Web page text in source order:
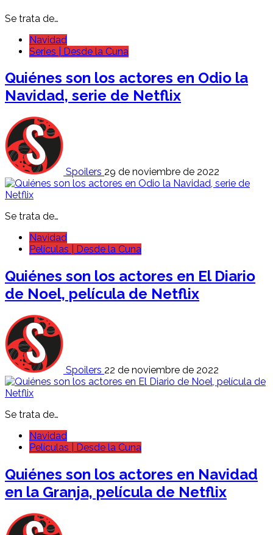
Se trata de…
Navidad
Series | Desde la Cuna
Quiénes son los actores en Odio la
Navidad, serie de Netflix
Spoilers 29 de noviembre de 2022
Se trata de…
Navidad
Películas | Desde la Cuna
Quiénes son los actores en El Diario
de Noel, película de Netflix
Spoilers 22 de noviembre de 2022
Se trata de…
Navidad
Películas | Desde la Cuna
Quiénes son los actores en Navidad
en la Granja, película de Netflix